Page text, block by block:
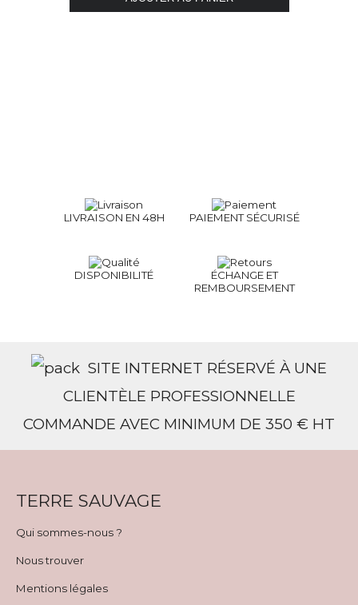
LIVRAISON EN 48H PAIEMENT SÉCURISÉ
DISPONIBILITÉ
ÉCHANGE ET
REMBOURSEMENT
SITE INTERNET RÉSERVÉ À UNE
CLIENTÈLE PROFESSIONNELLE
COMMANDE AVEC MINIMUM DE 350 € HT
TERRE SAUVAGE
Qui sommes-nous ?
Nous trouver
Mentions légales